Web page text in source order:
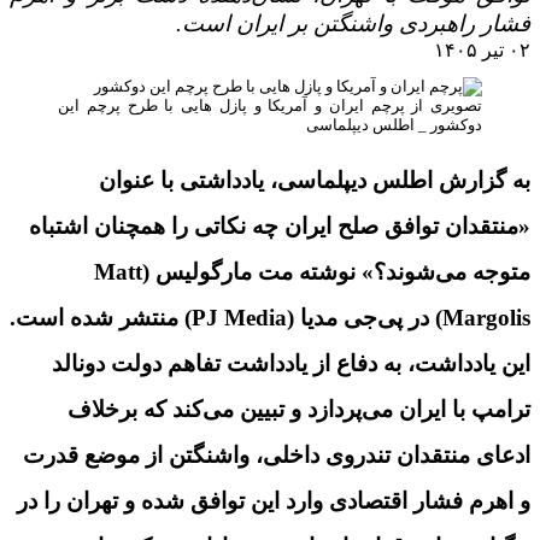
فشار راهبردی واشنگتن بر ایران است.
۰۲ تیر ۱۴۰۵
تصویری از پرچم ایران و آمریکا و پازل هایی با طرح پرچم این
دوکشور _ اطلس دیپلماسی
به گزارش اطلس دیپلماسی، یادداشتی با عنوان
«منتقدان توافق صلح ایران چه نکاتی را همچنان اشتباه
متوجه می‌شوند؟» نوشته مت مارگولیس (Matt
Margolis) در پی‌جی مدیا (PJ Media) منتشر شده است.
این یادداشت، به دفاع از یادداشت تفاهم دولت دونالد
ترامپ با ایران می‌پردازد و تبیین می‌کند که برخلاف
ادعای منتقدان تندروی داخلی، واشنگتن از موضع قدرت
و اهرم فشار اقتصادی وارد این توافق شده و تهران را در